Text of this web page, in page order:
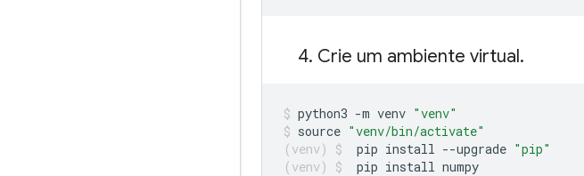
4. Crie um ambiente virtual.
python3 -m venv "venv"
source "venv/bin/activate"
pip install --upgrade "pip"
pip install numpy